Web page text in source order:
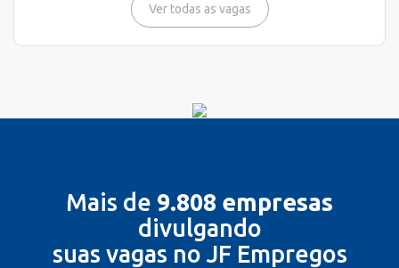
Ver todas as vagas
Mais de 9.808 empresas
divulgando
suas vagas no JF Empregos